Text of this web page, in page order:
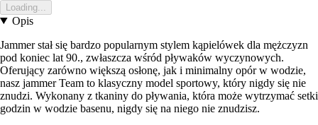
Loading...
Opis
Jammer stał się bardzo popularnym stylem kąpielówek dla mężczyzn
pod koniec lat 90., zwłaszcza wśród pływaków wyczynowych.
Oferujący zarówno większą osłonę, jak i minimalny opór w wodzie,
nasz jammer Team to klasyczny model sportowy, który nigdy się nie
znudzi. Wykonany z tkaniny do pływania, która może wytrzymać setki
godzin w wodzie basenu, nigdy się na niego nie znudzisz.